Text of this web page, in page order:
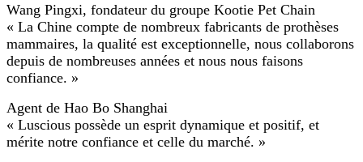
Wang Pingxi, fondateur du groupe Kootie Pet Chain
« La Chine compte de nombreux fabricants de prothèses
mammaires, la qualité est exceptionnelle, nous collaborons
depuis de nombreuses années et nous nous faisons
confiance. »
Agent de Hao Bo Shanghai
« Luscious possède un esprit dynamique et positif, et
mérite notre confiance et celle du marché. »